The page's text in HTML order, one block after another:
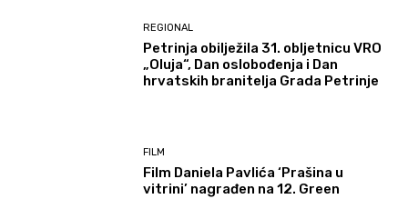
REGIONAL
Petrinja obilježila 31. obljetnicu VRO
„Oluja“, Dan oslobođenja i Dan
hrvatskih branitelja Grada Petrinje
FILM
Film Daniela Pavlića ‘Prašina u
vitrini’ nagrađen na 12. Green